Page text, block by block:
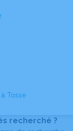
Tosse
recherché ?